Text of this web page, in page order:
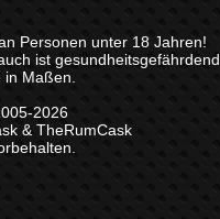
Personen unter 18 Jahren!
ist gesundheitsgefährdend.
Maßen.
2026
& TheRumCask